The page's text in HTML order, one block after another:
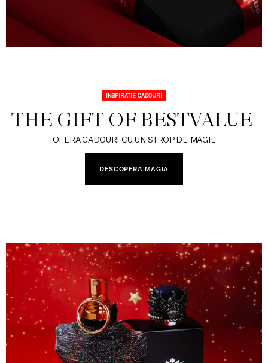
INSPIRATIE CADOURI
THE GIFT OF BESTVALUE
OFERA CADOURI CU UN STROP DE MAGIE
DESCOPERA MAGIA